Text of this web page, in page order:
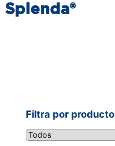
Splenda®
Filtra por producto